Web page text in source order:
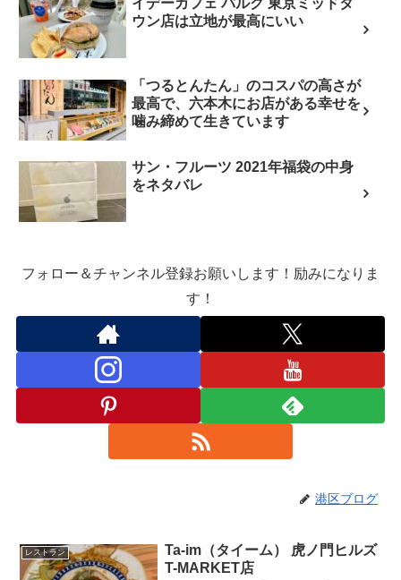
イデーカフェ パルク 東京ミッドタ
ウン店は立地が最高にいい
「つるとんたん」のコスパの高さが
最高で、六本木にお店がある幸せを
噛み締めて生きています
サン・フルーツ 2021年福袋の中身
をネタバレ
フォロー＆チャンネル登録お願いします！励みになりま
す！
港区ブログ
レストラン
Ta-im（タイーム） 虎ノ門ヒルズ
T-MARKET店